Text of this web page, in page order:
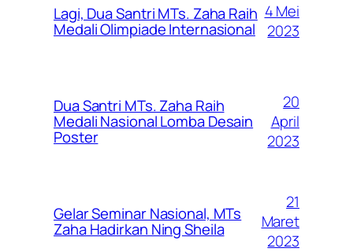
Lagi, Dua Santri MTs. Zaha Raih
Medali Olimpiade Internasional
4 Mei
2023
Dua Santri MTs. Zaha Raih
Medali Nasional Lomba Desain
Poster
20
April
2023
Gelar Seminar Nasional, MTs
Zaha Hadirkan Ning Sheila
21
Maret
2023